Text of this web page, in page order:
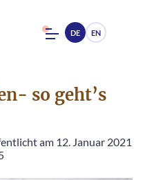
DE EN
so geht’s
am 12. Januar 2021